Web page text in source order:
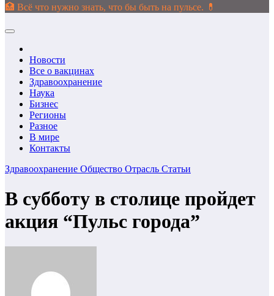
🏥 Всё что нужно знать, что бы быть на пульсе. 💊
Новости
Все о вакцинах
Здравоохранение
Наука
Бизнес
Регионы
Разное
В мире
Контакты
Здравоохранение Общество Отрасль Статьи
В субботу в столице пройдет
акция “Пульс города”